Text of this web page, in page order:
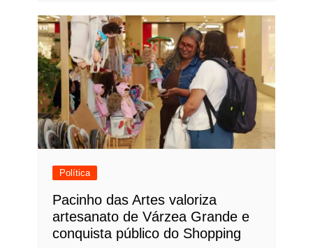
Política
Pacinho das Artes valoriza
artesanato de Várzea Grande e
conquista público do Shopping